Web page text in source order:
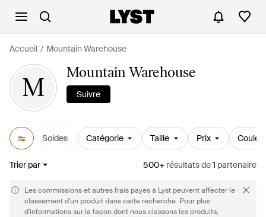
Accueil Mountain Warehouse
M
Mountain Warehouse
Suivre
Soldes Catégorie Taille Prix
Trier par 500+ résultatsde1 partenaire
Les commissions et autres frais payés à Lyst peuvent affecter le
classement d'un produit dans cette recherche. Pour plus
d'informations sur la façon dont nous classons les produits,